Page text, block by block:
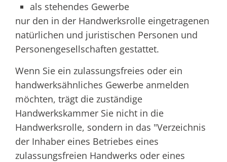
als stehendes Gewerbe
nur den in der Handwerksrolle eingetragenen
natürlichen und juristischen Personen und
Personengesellschaften gestattet.
Wenn Sie ein zulassungsfreies oder ein
handwerksähnliches Gewerbe anmelden
möchten, trägt die zuständige
Handwerkskammer Sie nicht in die
Handwerksrolle, sondern in das "Verzeichnis
der Inhaber eines Betriebes eines
zulassungsfreien Handwerks oder eines